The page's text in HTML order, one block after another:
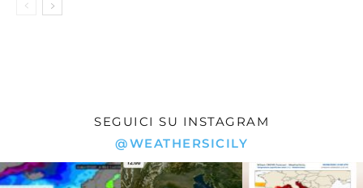
SEGUICI SU INSTAGRAM
@WEATHERSICILY